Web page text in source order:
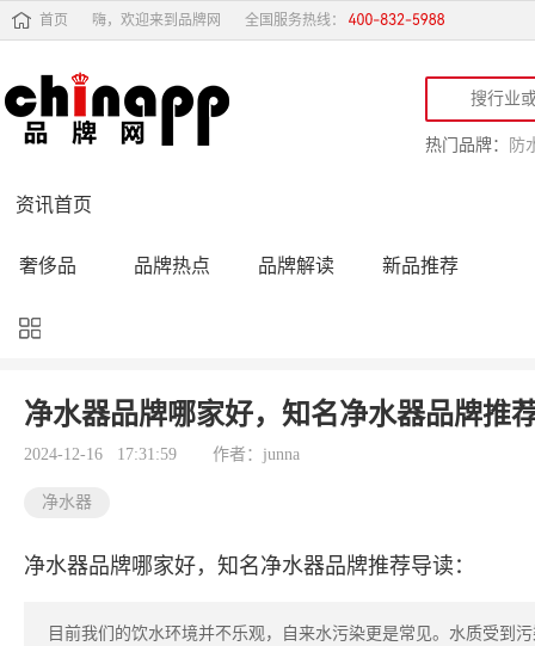
首页 嗨，欢迎来到品牌网 全国服务热线：
热门品牌： 防
资讯首页
奢侈品 品牌热点 品牌解读 新品推荐
品牌黑榜
品牌导购 专家点评 精彩点评
净水器品牌哪家好，知名净水器品牌推
2024-12-16 17:31:59 作者：junna
净水器
净水器品牌哪家好，知名净水器品牌推荐导读：
目前我们的饮水环境并不乐观，自来水污染更是常见。水质受到